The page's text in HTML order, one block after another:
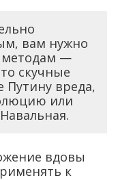
вам нужно
методам —
скучные
Путину вреда,
или
вдовы
к